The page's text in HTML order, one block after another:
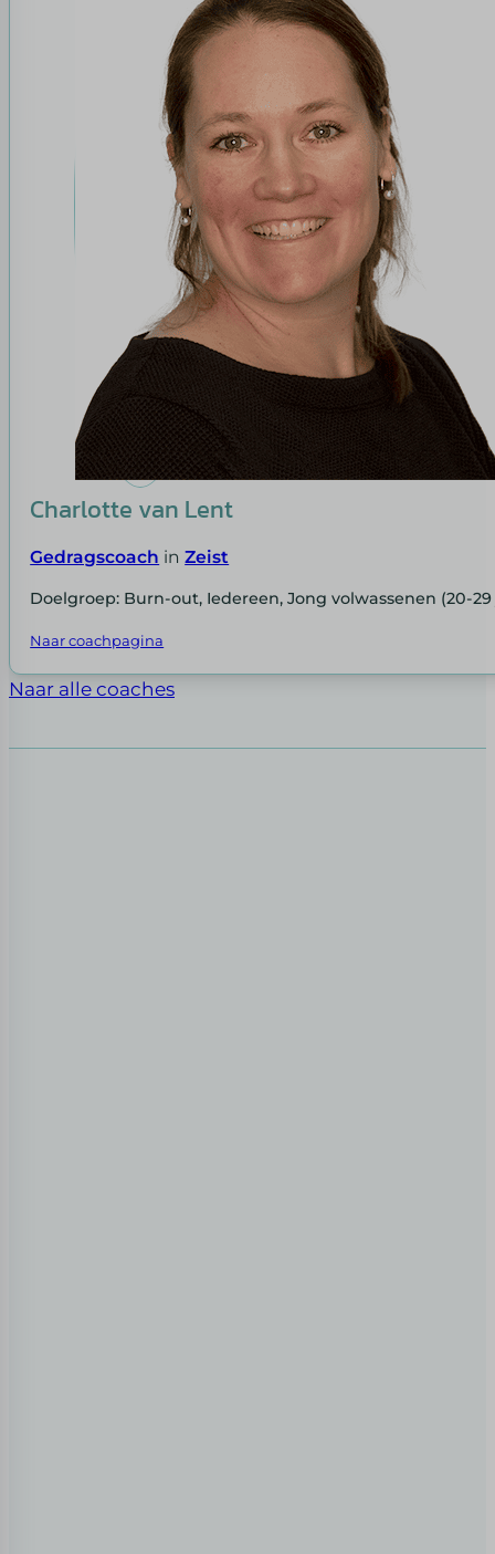
Charlotte van Lent
Gedragscoach inZeist
Doelgroep: Burn-out, Iedereen, Jong volwassenen (20-
Naar coachpagina
Naar alle coaches